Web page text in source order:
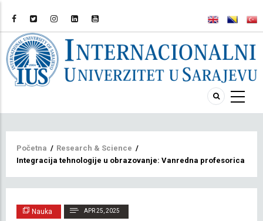
Breadcrumb
Početna / Research & Science /
Integracija tehnologije u obrazovanje: Vanredna profesorica dr.
Nauka APR 25, 2025